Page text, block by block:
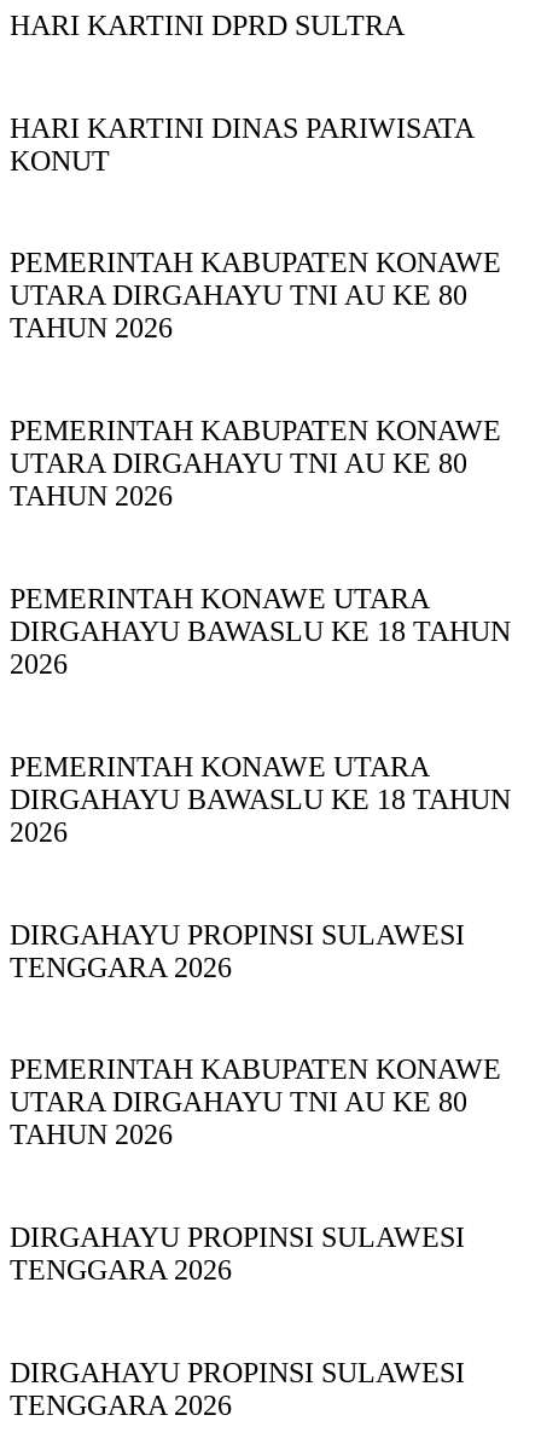
HARI KARTINI DPRD SULTRA
HARI KARTINI DINAS PARIWISATA
KONUT
PEMERINTAH KABUPATEN KONAWE
UTARA DIRGAHAYU TNI AU KE 80
TAHUN 2026
PEMERINTAH KABUPATEN KONAWE
UTARA DIRGAHAYU TNI AU KE 80
TAHUN 2026
PEMERINTAH KONAWE UTARA
DIRGAHAYU BAWASLU KE 18 TAHUN
2026
PEMERINTAH KONAWE UTARA
DIRGAHAYU BAWASLU KE 18 TAHUN
2026
DIRGAHAYU PROPINSI SULAWESI
TENGGARA 2026
PEMERINTAH KABUPATEN KONAWE
UTARA DIRGAHAYU TNI AU KE 80
TAHUN 2026
DIRGAHAYU PROPINSI SULAWESI
TENGGARA 2026
DIRGAHAYU PROPINSI SULAWESI
TENGGARA 2026